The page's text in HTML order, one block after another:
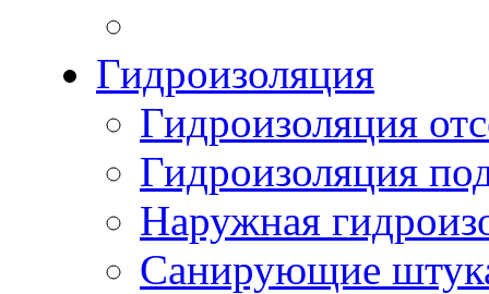
Гидроизоляция
Гидроизоляция
Гидроизоляция
Наружная
Санирующие